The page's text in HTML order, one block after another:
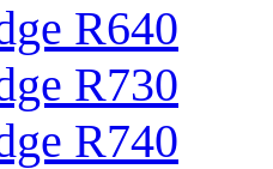
R640
R730
R740